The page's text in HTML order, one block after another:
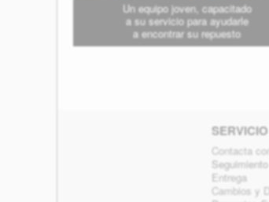
Un equipo joven, capacitado
a su servicio para ayudarle
a encontrar su repuesto
Contacta
Entrega
Cambios y